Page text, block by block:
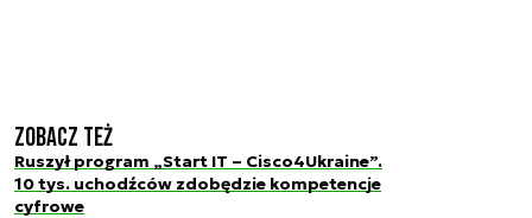
Zobacz też
Ruszył program „Start IT – Cisco4Ukraine”.
10 tys. uchodźców zdobędzie kompetencje
cyfrowe